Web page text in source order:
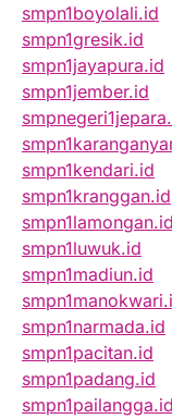
smpn1boyolali.id
smpn1gresik.id
smpn1jayapura.id
smpn1jember.id
smpn1kendari.id
smpn1kranggan.id
smpn1lamongan.id
smpn1luwuk.id
smpn1madiun.id
smpn1narmada.id
smpn1pacitan.id
smpn1padang.id
smpn1pailangga.id